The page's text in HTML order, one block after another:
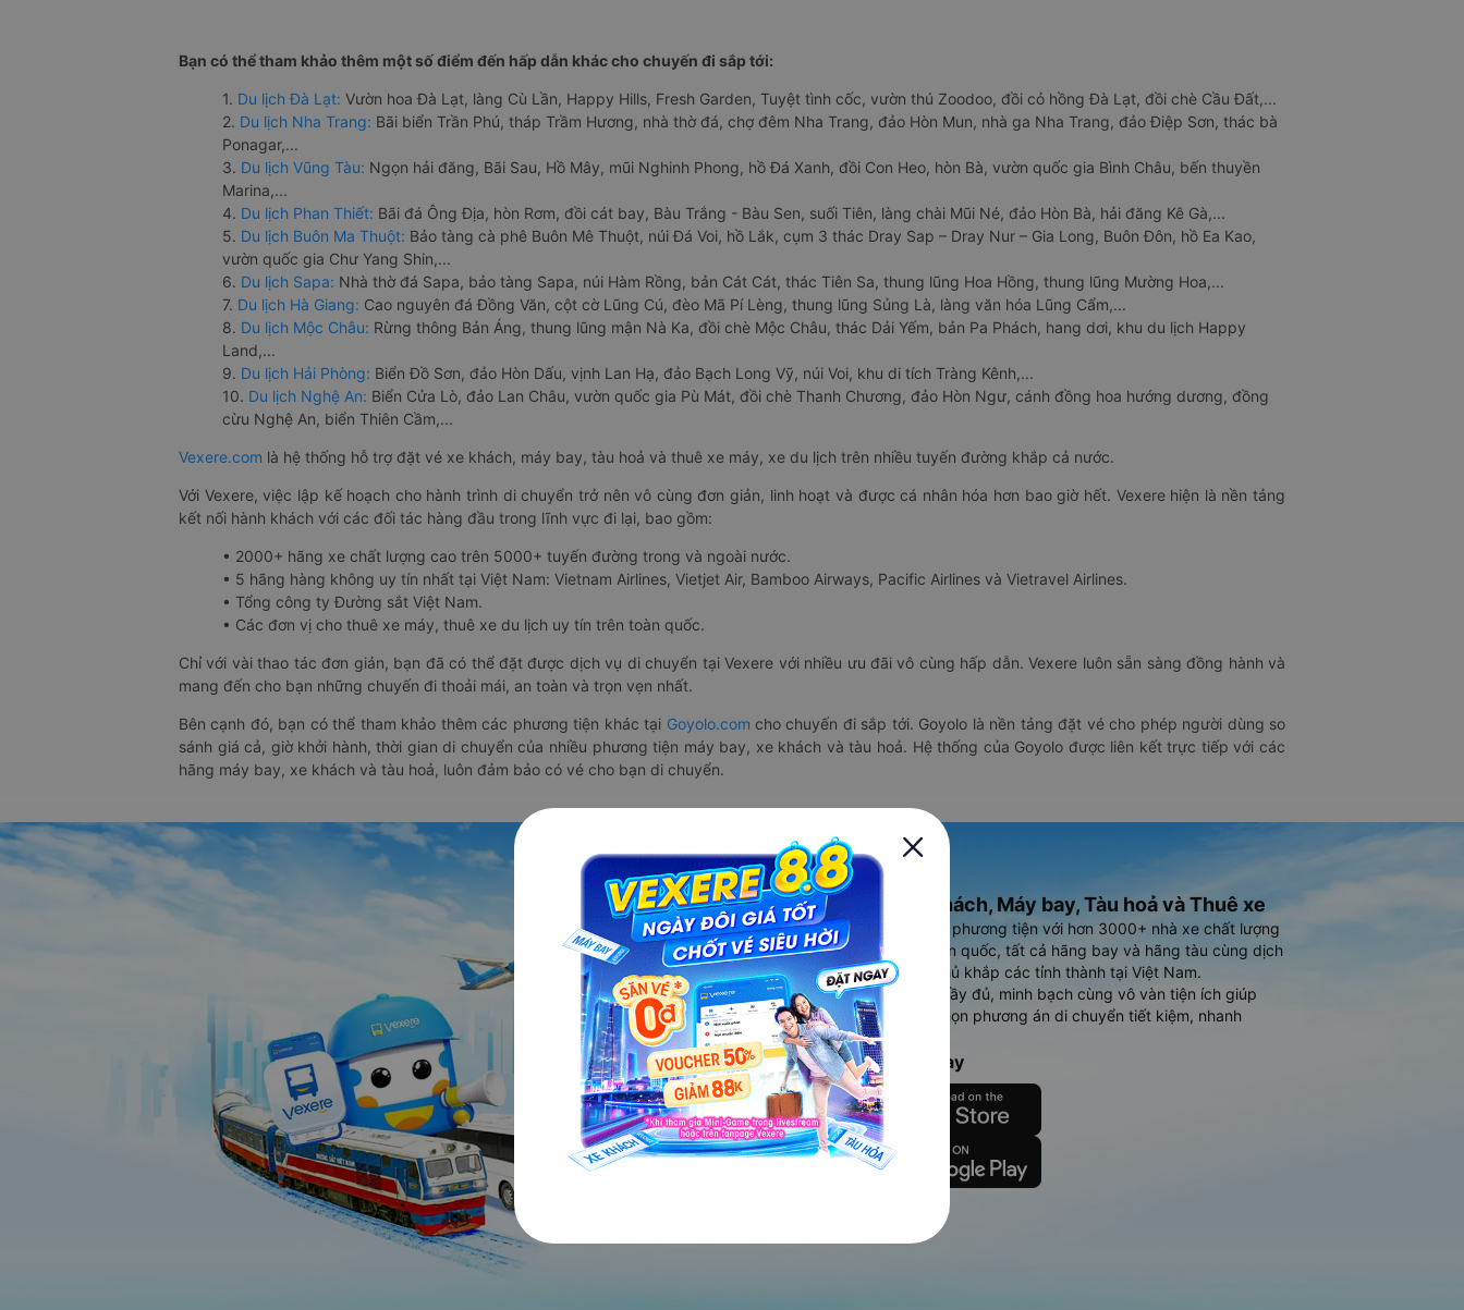
Bạn có thể tham khảo thêm một số điểm đến hấp dẫn khác cho chuyến đi sắp tới:
1. Du lịch Đà Lạt: Vườn hoa Đà Lạt, làng Cù Lần, Happy Hills, Fresh Garden, Tuyệt tình cốc, vườn thú Zoodoo, đồi cỏ hồng Đà Lạt, đồi chè Cầu Đất,...
2. Du lịch Nha Trang: Bãi biển Trần Phú, tháp Trầm Hương, nhà thờ đá, chợ đêm Nha Trang, đảo Hòn Mun, nhà ga Nha Trang, đảo Điệp Sơn, thác bà
Ponagar,...
3. Du lịch Vũng Tàu: Ngọn hải đăng, Bãi Sau, Hồ Mây, mũi Nghinh Phong, hồ Đá Xanh, đồi Con Heo, hòn Bà, vườn quốc gia Bình Châu, bến thuyền
Marina,...
4. Du lịch Phan Thiết: Bãi đá Ông Địa, hòn Rơm, đồi cát bay, Bàu Trắng - Bàu Sen, suối Tiên, làng chài Mũi Né, đảo Hòn Bà, hải đăng Kê Gà,...
5. Du lịch Buôn Ma Thuột: Bảo tàng cà phê Buôn Mê Thuột, núi Đá Voi, hồ Lắk, cụm 3 thác Dray Sap – Dray Nur – Gia Long, Buôn Đôn, hồ Ea Kao,
vườn quốc gia Chư Yang Shin,...
6. Du lịch Sapa: Nhà thờ đá Sapa, bảo tàng Sapa, núi Hàm Rồng, bản Cát Cát, thác Tiên Sa, thung lũng Hoa Hồng, thung lũng Mường Hoa,...
7. Du lịch Hà Giang: Cao nguyên đá Đồng Văn, cột cờ Lũng Cú, đèo Mã Pí Lèng, thung lũng Sủng Là, làng văn hóa Lũng Cẩm,...
8. Du lịch Mộc Châu: Rừng thông Bản Áng, thung lũng mận Nà Ka, đồi chè Mộc Châu, thác Dải Yếm, bản Pa Phách, hang dơi, khu du lịch Happy
Land,...
9. Du lịch Hải Phòng: Biển Đồ Sơn, đảo Hòn Dấu, vịnh Lan Hạ, đảo Bạch Long Vỹ, núi Voi, khu di tích Tràng Kênh,...
10. Du lịch Nghệ An: Biển Cửa Lò, đảo Lan Châu, vườn quốc gia Pù Mát, đồi chè Thanh Chương, đảo Hòn Ngư, cánh đồng hoa hướng dương, đồng
cừu Nghệ An, biển Thiên Cầm,...
Vexere.com là hệ thống hỗ trợ đặt vé xe khách, máy bay, tàu hoả và thuê xe máy, xe du lịch trên nhiều tuyến đường khắp cả nước.
Với Vexere, việc lập kế hoạch cho hành trình di chuyển trở nên vô cùng đơn giản, linh hoạt và được cá nhân hóa hơn bao giờ hết. Vexere hiện là nền tảng
kết nối hành khách với các đối tác hàng đầu trong lĩnh vực đi lại, bao gồm:
• 2000+ hãng xe chất lượng cao trên 5000+ tuyến đường trong và ngoài nước.
• 5 hãng hàng không uy tín nhất tại Việt Nam: Vietnam Airlines, Vietjet Air, Bamboo Airways, Pacific Airlines và Vietravel Airlines.
• Tổng công ty Đường sắt Việt Nam.
• Các đơn vị cho thuê xe máy, thuê xe du lịch uy tín trên toàn quốc.
Chỉ với vài thao tác đơn giản, bạn đã có thể đặt được dịch vụ di chuyển tại Vexere với nhiều ưu đãi vô cùng hấp dẫn. Vexere luôn sẵn sàng đồng hành và
mang đến cho bạn những chuyến đi thoải mái, an toàn và trọn vẹn nhất.
Bên cạnh đó, bạn có thể tham khảo thêm các phương tiện khác tại Goyolo.com cho chuyến đi sắp tới. Goyolo là nền tảng đặt vé cho phép người dùng so
sánh giá cả, giờ khởi hành, thời gian di chuyển của nhiều phương tiện máy bay, xe khách và tàu hoả. Hệ thống của Goyolo được liên kết trực tiếp với các
hãng máy bay, xe khách và tàu hoả, luôn đảm bảo có vé cho bạn di chuyển.
Ứng dụng đặt vé Xe khách, Máy bay, Tàu hoả và Thuê xe
Vexere - ứng dụng đặt vé đa phương tiện với hơn 3000+ nhà xe chất lượng
cao, 5000+ tuyến đường toàn quốc, tất cả hãng bay và hãng tàu cùng dịch
vụ thuê xe máy, xe du lịch phủ khắp các tỉnh thành tại Việt Nam.
Ứng dụng hiển thị thông tin đầy đủ, minh bạch cùng vô vàn tiện ích giúp
người dùng so sánh và lựa chọn phương án di chuyển tiết kiệm, nhanh
chóng và phù hợp nhất.
Tải ứng dụng Vexere ngay